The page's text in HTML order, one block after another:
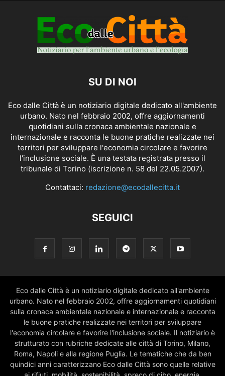
SU DI NOI
Eco dalle Città è un notiziario digitale dedicato all'ambiente
urbano. Nato nel febbraio 2002, offre aggiornamenti
quotidiani sulla cronaca ambientale nazionale e
internazionale e racconta le buone pratiche realizzate nei
territori per sviluppare l'economia circolare e favorire
l'inclusione sociale. È una testata registrata presso il
tribunale di Torino (iscrizione n. 58 del 22.05.2007).
Contattaci: redazione@ecodallecitta.it
SEGUICI
Eco dalle Città è un notiziario digitale dedicato all'ambiente
urbano. Nato nel febbraio 2002, offre aggiornamenti quotidiani
sulla cronaca ambientale nazionale e internazionale e racconta
le buone pratiche realizzate nei territori per sviluppare
l'economia circolare e favorire l'inclusione sociale. Il notiziario è
strutturato con rubriche dedicate alle città di Torino, Milano,
Roma, Napoli e alla regione Puglia. Le tematiche che da ben
quindici anni caratterizzano Eco dalle Città sono quelle relative